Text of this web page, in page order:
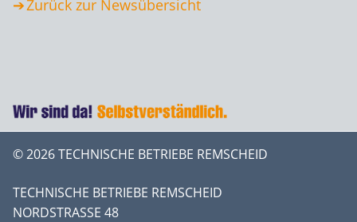
Zurück zur Newsübersicht
© 2026 TECHNISCHE BETRIEBE REMSCHEID
TECHNISCHE BETRIEBE REMSCHEID
NORDSTRASSE 48